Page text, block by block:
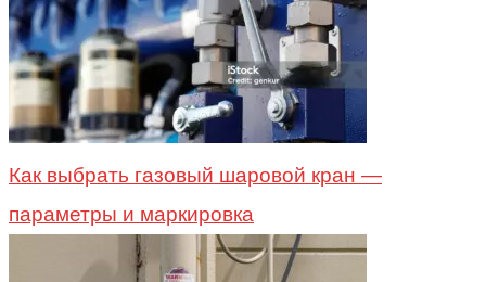
Как выбрать газовый шаровой кран —
параметры и маркировка